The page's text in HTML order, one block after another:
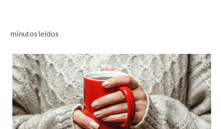
PARA PROFESIONALES
CUPONES
CO (ES)
minutos leídos